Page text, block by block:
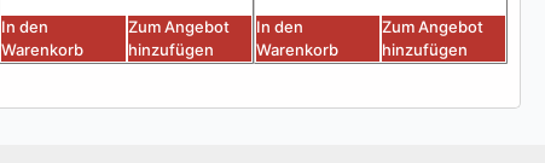
In den
Warenkorb
Zum Angebot
hinzufügen
In den
Warenkorb
Zum Angebot
hinzufügen